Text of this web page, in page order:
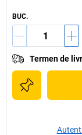
BUC.
Termen de